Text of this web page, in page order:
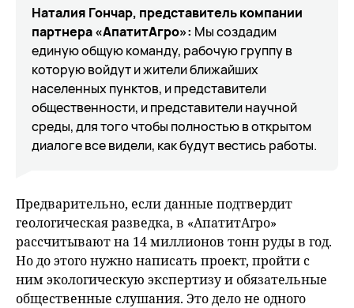
Наталия Гончар, представитель компании
партнера «АпатитАгро»: Мы создадим
единую общую команду, рабочую группу в
которую войдут и жители ближайших
населенных пунктов, и представители
общественности, и представители научной
среды, для того чтобы полностью в открытом
диалоге все видели, как будут вестись работы.
Предварительно, если данные подтвердит
геологическая разведка, в «АпатитАгро»
рассчитывают на 14 миллионов тонн руды в год.
Но до этого нужно написать проект, пройти с
ним экологическую экспертизу и обязательные
общественные слушания. Это дело не одного